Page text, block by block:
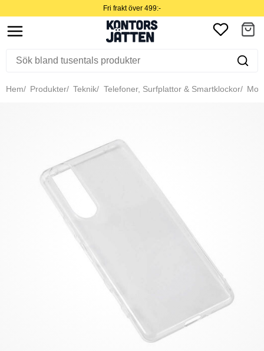
Fri frakt över 499:-
Hem Produkter Teknik Telefoner, Surfplattor & Smartklockor